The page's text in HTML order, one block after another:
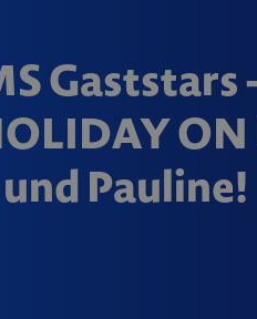
Gaststars
Pauline!